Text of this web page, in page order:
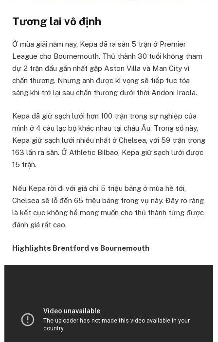
Tương lai vô định
Ở mùa giải năm nay, Kepa đã ra sân 5 trận ở Premier
League cho Bournemouth. Thủ thành 30 tuổi không tham
dự 2 trận đấu gần nhất gặp Aston Villa và Man City vì
chấn thương. Nhưng anh được kì vọng sẽ tiếp tục tỏa
sáng khi trở lại sau chấn thương dưới thời Andoni Iraola.
Kepa đã giữ sạch lưới hơn 100 trận trong sự nghiệp của
mình ở 4 câu lạc bộ khác nhau tại châu Âu. Trong số này,
Kepa giữ sạch lưới nhiều nhất ở Chelsea, với 59 trận trong
163 lần ra sân. Ở Athletic Bilbao, Kepa giữ sạch lưới được
15 trận.
Nếu Kepa rời đi với giá chỉ 5 triệu bảng ở mùa hè tới,
Chelsea sẽ lỗ đến 65 triệu bảng trong vụ này. Đây rõ ràng
là kết cục không hề mong muốn cho thủ thành từng được
đánh giá rất cao.
Highlights Brentford vs Bournemouth